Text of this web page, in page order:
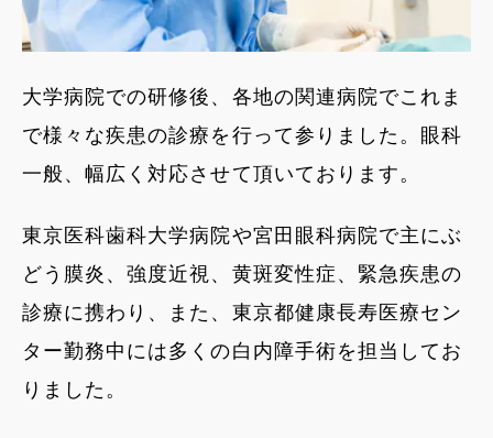
大学病院での研修後、各地の関連病院でこれま
で様々な疾患の診療を行って参りました。眼科
一般、幅広く対応させて頂いております。
東京医科歯科大学病院や宮田眼科病院で主にぶ
どう膜炎、強度近視、黄斑変性症、緊急疾患の
診療に携わり、また、東京都健康長寿医療セン
ター勤務中には多くの白内障手術を担当してお
りました。